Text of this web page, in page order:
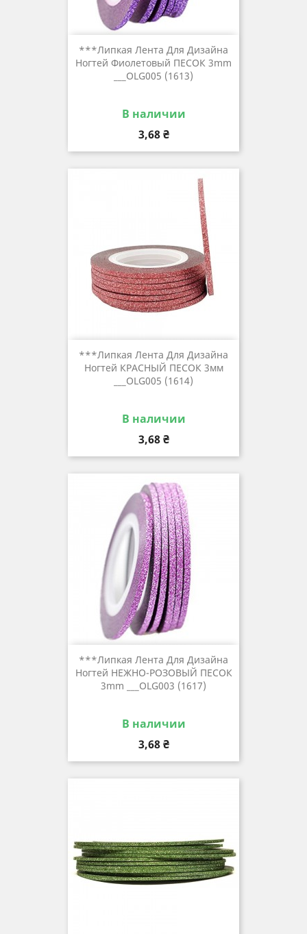
***Липкая Лента Для Дизайна
Ногтей Фиолетовый ПЕСОК 3mm
___OLG005 (1613)
В наличии
Цена
3,68 ₴
***Липкая Лента Для Дизайна
Ногтей КРАСНЫЙ ПЕСОК 3мм
___OLG005 (1614)
В наличии
Цена
3,68 ₴
***Липкая Лента Для Дизайна
Ногтей НЕЖНО-РОЗОВЫЙ ПЕСОК
3mm ___OLG003 (1617)
В наличии
Цена
3,68 ₴